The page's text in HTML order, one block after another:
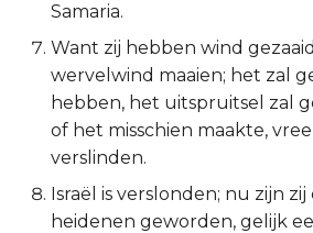
2 Thessalonicenzen
1 Timótheüs
2 Timótheüs
Titus
Samaria.
Want zij hebben wind
wervelwind maaien; het zal
hebben, het uitspruitsel zal
of het misschien maakte,
verslinden.
Israël is verslonden; nu zijn
heidenen geworden, gelijk